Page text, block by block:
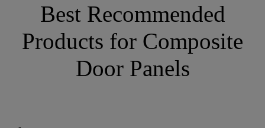
Best Recommended
Products for Composite
Door Panels